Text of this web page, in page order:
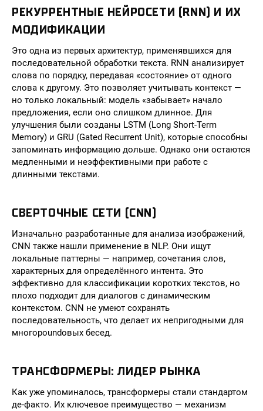
РЕКУРРЕНТНЫЕ НЕЙРОСЕТИ (RNN) И ИХ
МОДИФИКАЦИИ
Это одна из первых архитектур, применявшихся для
последовательной обработки текста. RNN анализирует
слова по порядку, передавая «состояние» от одного
слова к другому. Это позволяет учитывать контекст —
но только локальный: модель «забывает» начало
предложения, если оно слишком длинное. Для
улучшения были созданы LSTM (Long Short-Term
Memory) и GRU (Gated Recurrent Unit), которые способны
запоминать информацию дольше. Однако они остаются
медленными и неэффективными при работе с
длинными текстами.
СВЕРТОЧНЫЕ СЕТИ (CNN)
Изначально разработанные для анализа изображений,
CNN также нашли применение в NLP. Они ищут
локальные паттерны — например, сочетания слов,
характерных для определённого интента. Это
эффективно для классификации коротких текстов, но
плохо подходит для диалогов с динамическим
контекстом. CNN не умеют сохранять
последовательность, что делает их непригодными для
многорoundовых бесед.
ТРАНСФОРМЕРЫ: ЛИДЕР РЫНКА
Как уже упоминалось, трансформеры стали стандартом
де-факто. Их ключевое преимущество — механизм